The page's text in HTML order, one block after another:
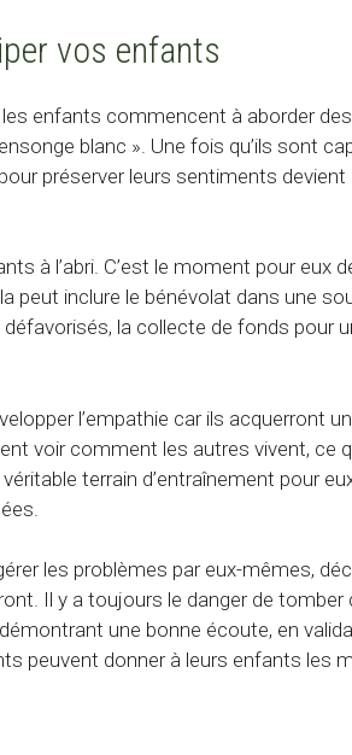
vos enfants
enfants commencent à aborder
blanc ». Une fois qu’ils sont
préserver leurs sentiments
à l’abri. C’est le moment pour eux
peut inclure le bénévolat dans une
la collecte de fonds pour
l’empathie car ils acquerront
voir comment les autres vivent, ce
terrain d’entraînement pour
les problèmes par eux-mêmes,
Il y a toujours le danger de tomber
une bonne écoute, en
peuvent donner à leurs enfants les